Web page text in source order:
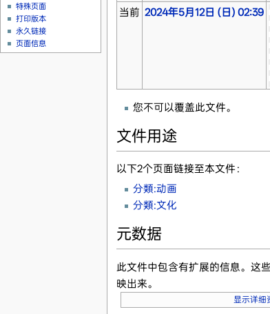
当前 2024年5月12日 (日) 02:39
您不可以覆盖此文件。
文件用途
以下2个页面链接至本文件：
分類:动画
分類:文化
元数据
此文件中包含有扩展的信息。这
映出来。
显示详细
特殊页面
打印版本
永久链接
页面信息